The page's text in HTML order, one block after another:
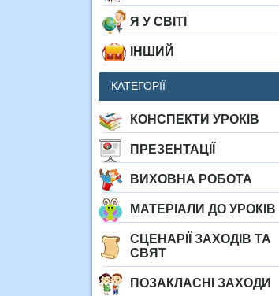
Я У СВІТІ
ІНШИЙ
КАТЕГОРІЇ
КОНСПЕКТИ УРОКІВ
ПРЕЗЕНТАЦІЇ
ВИХОВНА РОБОТА
МАТЕРІАЛИ ДО УРОКІВ
СЦЕНАРІЇ ЗАХОДІВ ТА
СВЯТ
ПОЗАКЛАСНІ ЗАХОДИ